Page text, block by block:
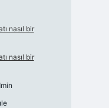
nasıl bir
nasıl bir